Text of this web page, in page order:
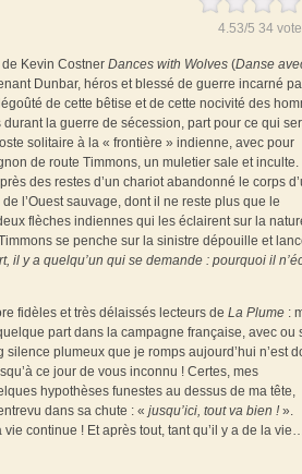
4.53/5 34
Kevin Costner Dances with Wolves (Danse
Dunbar, héros et blessé de guerre incarné
de cette bêtise et de cette nocivité des
durant la guerre de sécession, part pour ce qui
solitaire à la « frontière » indienne, avec pour
de route Timmons, un muletier sale et inculte.
des restes d’un chariot abandonné le corps
l’Ouest sauvage, dont il ne reste plus que le
flèches indiennes qui les éclairent sur la
se penche sur la sinistre dépouille et
il y a quelqu’un qui se demande : pourquoi il
fidèles et très délaissés lecteurs de La Plume :
part dans la campagne française, avec ou
silence plumeux que je romps aujourd’hui n’est
ce jour de vous inconnu ! Certes, mes
hypothèses funestes au dessus de ma tête,
dans sa chute : « jusqu’ici, tout va bien ! ».
continue ! Et après tout, tant qu’il y a de la